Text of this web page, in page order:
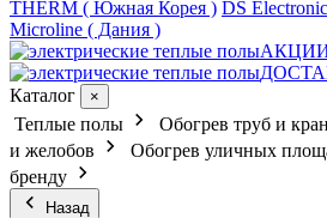
THERM ( Южная Корея ) DS
Microline ( Дания )
Каталог
×
Теплые полы Обогрев труб и
и желобов
Обогрев уличных
бренду
Назад